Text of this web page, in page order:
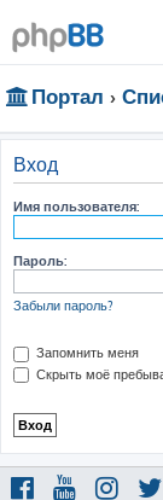
Портал
Вход
Имя пользователя:
Пароль:
Забыли пароль?
Запомнить меня
Скрыть моё